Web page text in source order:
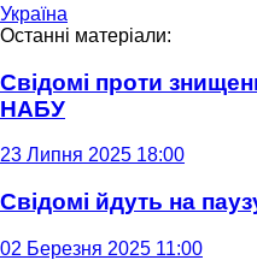
Україна
Останні матеріали:
Свідомі проти
НАБУ
23 Липня 2025 18:00
Свідомі йдуть на
02 Березня 2025 11:00